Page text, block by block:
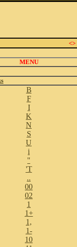
<>
MENU
B
F
I
K
N
S
U
i
''
'T
..
00
02
1
1+
1,
1-
10